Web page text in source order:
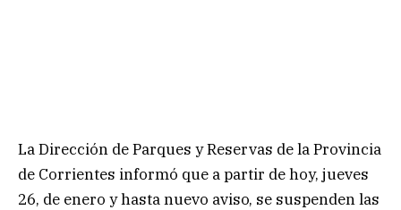
La Dirección de Parques y Reservas de la Provincia
de Corrientes informó que a partir de hoy, jueves
26, de enero y hasta nuevo aviso, se suspenden las